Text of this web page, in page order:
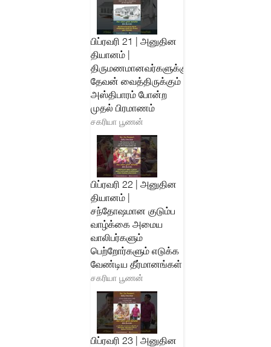
பிப்ரவரி 21 | அனுதின
தியானம் |
திருமணமானவர்களுக்கு
தேவன் வைத்திருக்கும்
அஸ்திபாரம் போன்ற
முதல் பிரமாணம்
சகரியா பூணன்
பிப்ரவரி 22 | அனுதின
தியானம் |
சந்தோஷமான குடும்ப
வாழ்க்கை அமைய
வாலிபர்களும்
பெற்றோர்களும் எடுக்க
வேண்டிய தீர்மானங்கள்
சகரியா பூணன்
பிப்ரவரி 23 | அனுதின